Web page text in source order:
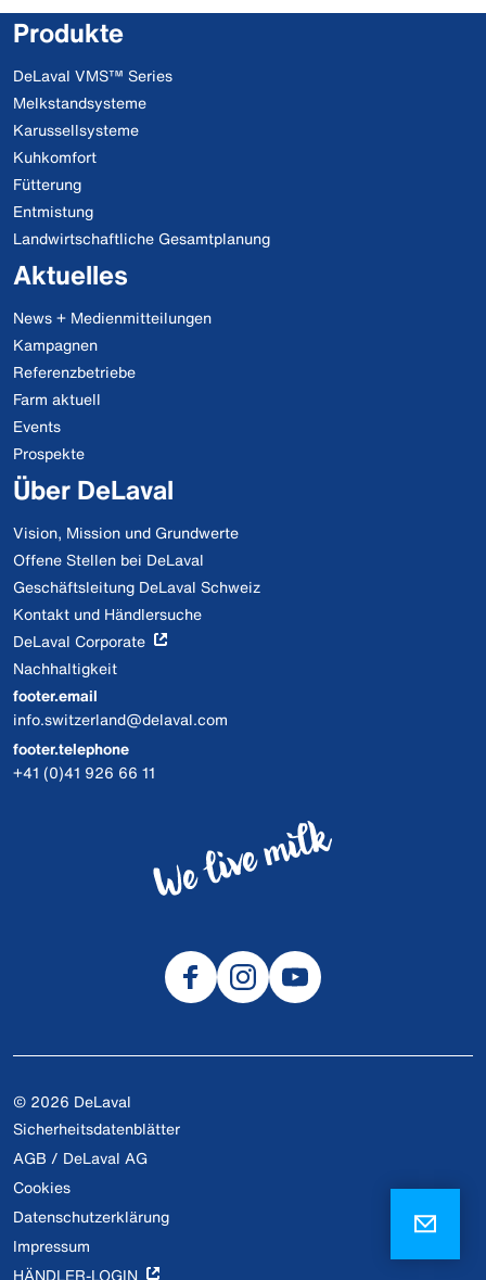
Produkte
DeLaval VMS™ Series
Melkstandsysteme
Karussellsysteme
Kuhkomfort
Fütterung
Entmistung
Landwirtschaftliche Gesamtplanung
Aktuelles
News + Medienmitteilungen
Kampagnen
Referenzbetriebe
Farm aktuell
Events
Prospekte
Über DeLaval
Vision, Mission und Grundwerte
Offene Stellen bei DeLaval
Geschäftsleitung DeLaval Schweiz
Kontakt und Händlersuche
DeLaval Corporate
Nachhaltigkeit
footer.email
info.switzerland@delaval.com
footer.telephone
+41 (0)41 926 66 11
© 2026 DeLaval
Sicherheitsdatenblätter
AGB / DeLaval AG
Cookies
Datenschutzerklärung
Impressum
HÄNDLER-LOGIN